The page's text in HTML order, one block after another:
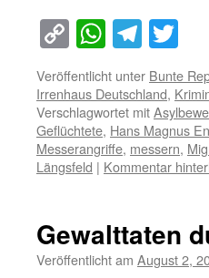
Copy
Link
WhatsApp
Veröffentlicht unter Bunte
Irrenhaus Deutschland,
Verschlagwortet mit
Geflüchtete, Hans Magnus
Messerangriffe, messern,
Längsfeld | Kommentar
Gewalttaten
Veröffentlicht am August 2,